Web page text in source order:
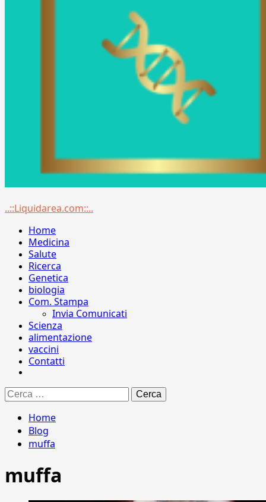
Menu
..::Liquidarea.com::..
Home
Medicina
Salute
Ricerca
Genetica
biologia
Com. Stampa
Invia Comunicati
Scienza
alimentazione
vaccini
Contatti
Ricerca
per:
Home
Blog
muffa
muffa